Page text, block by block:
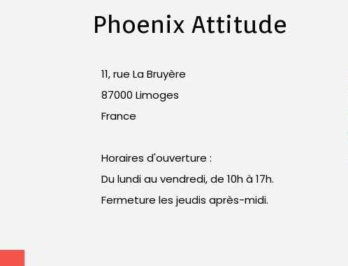
Phoenix Attitude
11, rue La Bruyère
87000 Limoges
France
Horaires d'ouverture :
Du lundi au vendredi, de 10h à 17h.
Fermeture les jeudis après-midi.